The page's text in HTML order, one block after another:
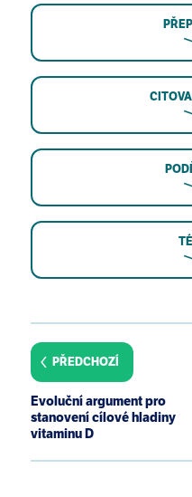
Calcium. 2011.
Byers T. Anticancer
So Far. Am J Epidemiol.
2010 Jun 18.
Holick MF. Vitamin D:
Endocrinol Metab Clin
PŘEDCHOZÍ
Evoluční argument pro
stanovení cílové hladiny
vitaminu D